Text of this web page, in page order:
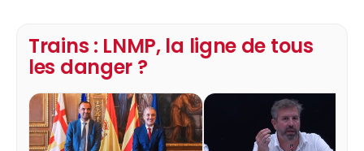
Trains : LNMP, la ligne de tous
les danger ?